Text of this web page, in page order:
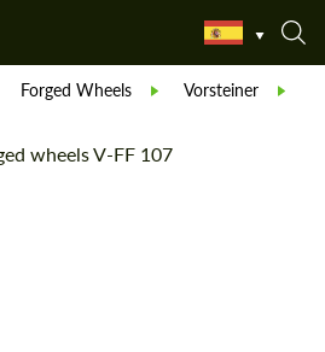
Forged Wheels Vorsteiner